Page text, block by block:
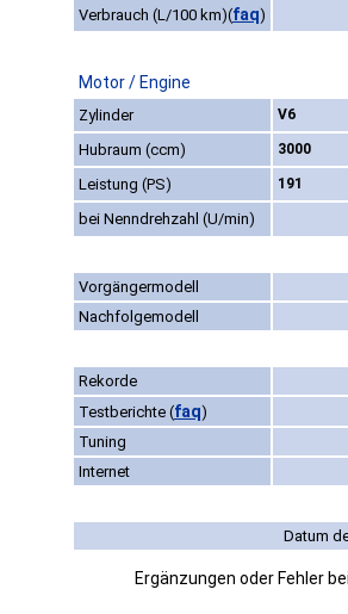
Verbrauch (L/100 km)(faq)
Motor / Engine
Zylinder V6
Hubraum (ccm)
3000
Leistung (PS)
191
bei Nenndrehzahl (U/min)
Vorgängermodell
Nachfolgemodell
Rekorde
Testberichte (faq)
Tuning
Internet
Datum
Ergänzungen oder Fehler